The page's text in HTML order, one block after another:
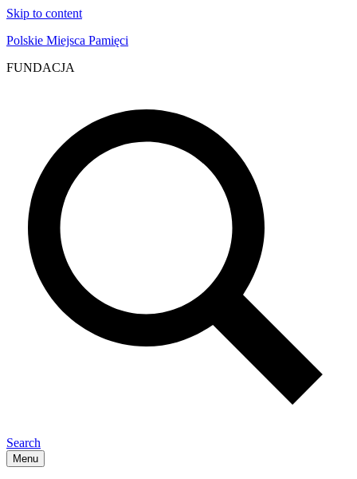
Skip to content
Polskie Miejsca Pamięci
FUNDACJA
Search
Menu